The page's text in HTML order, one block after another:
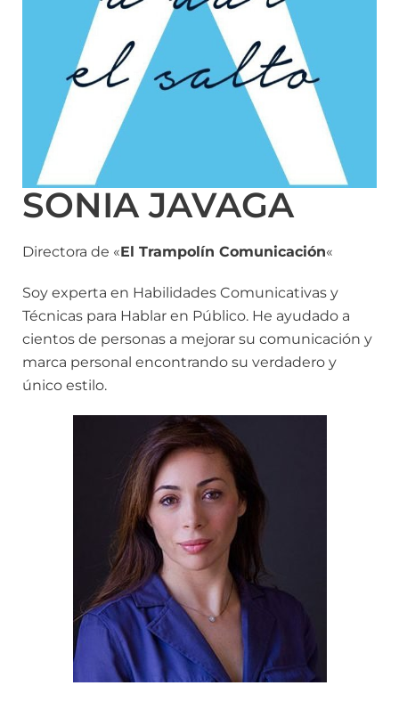
SONIA JAVAGA
Directora de «El Trampolín Comunicación«
Soy experta en Habilidades Comunicativas y
Técnicas para Hablar en Público. He ayudado a
cientos de personas a mejorar su comunicación y
marca personal encontrando su verdadero y
único estilo.